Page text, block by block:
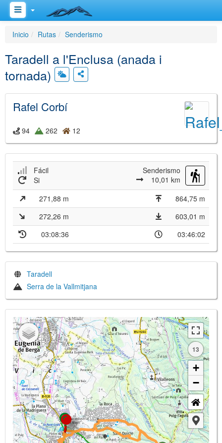
Inicio Rutas Senderismo
Taradell a l'Enclusa (anada i
tornada)
Rafel Corbí
94 262 12
Fácil
Senderismo
10,01 km
Si
271,88 m
864,75 m
272,26 m
603,01 m
03:08:36
03:46:02
Taradell
Serra de la Vallmitjana
13
+
−